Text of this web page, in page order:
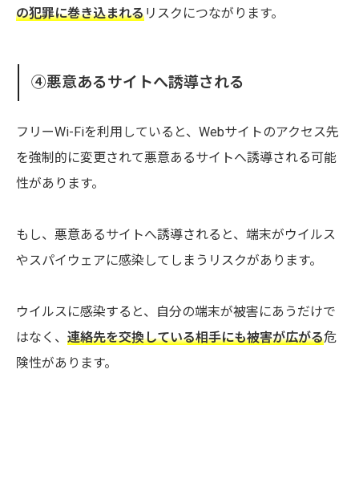
の犯罪に巻き込まれるリスクにつながります。
④悪意あるサイトへ誘導される
フリーWi-Fiを利用していると、Webサイトのアクセス先
を強制的に変更されて悪意あるサイトへ誘導される可能
性があります。
もし、悪意あるサイトへ誘導されると、端末がウイルス
やスパイウェアに感染してしまうリスクがあります。
ウイルスに感染すると、自分の端末が被害にあうだけで
はなく、 連絡先を交換している相手にも被害が広がる危
険性があります。